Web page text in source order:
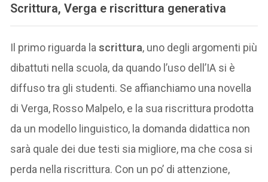
Scrittura, Verga e riscrittura generativa
Il primo riguarda lascrittura, uno degli argomenti più
dibattuti nella scuola, da quando l’uso dell’IA si è
diffuso tra gli studenti. Se affianchiamo una novella
di Verga, Rosso Malpelo, e la sua riscrittura prodotta
da un modello linguistico, la domanda didattica non
sarà quale dei due testi sia migliore, ma che cosa si
perda nella riscrittura. Con un po’ di attenzione,